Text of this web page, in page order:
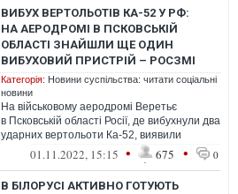
ВИБУХ ВЕРТОЛЬОТІВ КА-52 У РФ:
НА АЕРОДРОМІ В ПСКОВСЬКІЙ
ОБЛАСТІ ЗНАЙШЛИ ЩЕ ОДИН
ВИБУХОВИЙ ПРИСТРІЙ – РОСЗМІ
Категорія: Новини суспільства: читати соціальні
новини
На військовому аеродромі Веретьє
в Псковській області Росії, де вибухнули два
ударних вертольоти Ка-52, виявили
ще один вибуховий пристрій,
01.11.2022, 15:15 • 675 • 0
В БІЛОРУСІ АКТИВНО ГОТУЮТЬ